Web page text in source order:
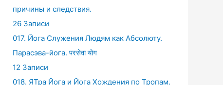
причины и следствия.
26 Записи
017. Йога Служения Людям как Абсолюту.
Парасэва-йога. परसेवा योग
12 Записи
018. ЯТра Йога и Йога Хождения по Тропам.